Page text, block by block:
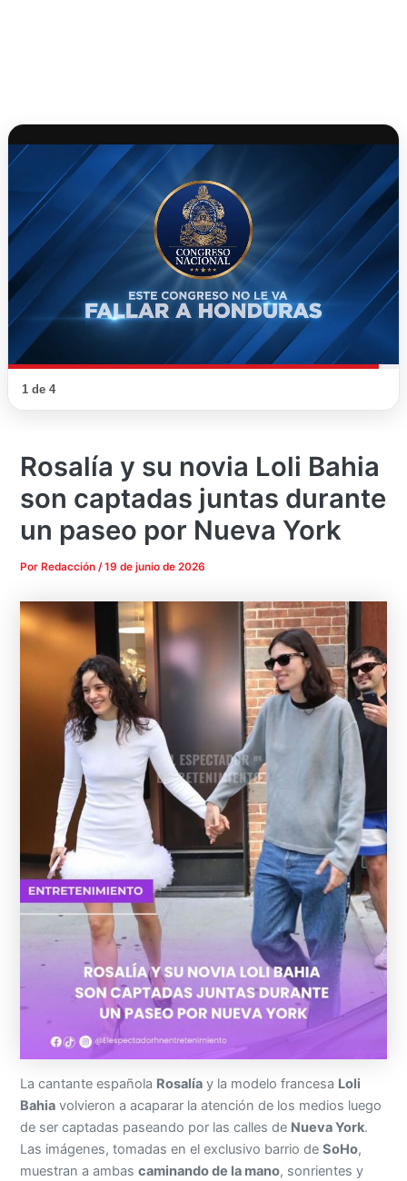
1 de 4
Rosalía y su novia Loli Bahia
son captadas juntas durante
un paseo por Nueva York
Por Redacción/19 de junio de 2026
La cantante española Rosalía y la modelo francesa Loli
Bahia volvieron a acaparar la atención de los medios luego
de ser captadas paseando por las calles de Nueva York.
Las imágenes, tomadas en el exclusivo barrio deSoHo,
muestran a ambascaminando de la mano, sonrientes y